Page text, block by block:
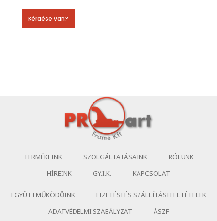
Kérdése van?
TERMÉKEINK SZOLGÁLTATÁSAINK
RÓLUNK
HÍREINK
GY.I.K. KAPCSOLAT
EGYÜTTMŰKÖDŐINK
FIZETÉSI ÉS SZÁLLÍTÁSI FELTÉTELEK
ADATVÉDELMI SZABÁLYZAT
ÁSZF